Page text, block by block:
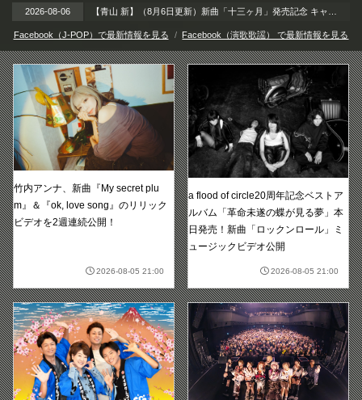
2026-08-06
Facebook（J-POP）で最新情報を見る Facebook（演歌歌謡） で最新情報を見る
竹内アンナ、新曲『My secret plu
m』＆『ok, love song』のリリック
ビデオを2週連続公開！
2026-08-05 21:00
a flood of circle20周年記念ベストア
ルバム「革命未遂の蝶が見る夢」本
日発売！新曲「ロックンロール」ミ
ュージックビデオ公開
2026-08-05 21:00